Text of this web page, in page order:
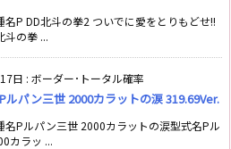
名P DD北斗の拳2 ついでに愛をとりもどせ!!
斗の拳 ...
日 : ボーダー･トータル確率
ルパン三世 2000カラットの涙 319.69Ver.
名Pルパン三世 2000カラットの涙型式名Pル
カラッ ...